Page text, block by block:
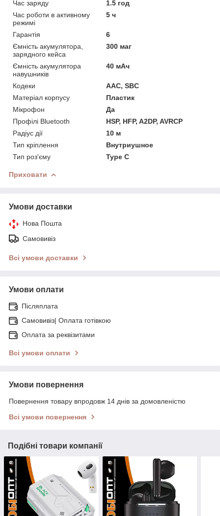
Час заряду
1.5 год
Час роботи в активному
режимі
5 ч
Гарантія
6
Ємність акумулятора,
зарядного кейса
300 маг
Ємність акумулятора
навушників
40 мАч
Кодеки
AAC, SBC
Матеріал корпусу
Пластик
Мікрофон
Да
Профілі Bluetooth
HSP, HFP, A2DP, AVRCP
Радіус дії
10 м
Тип кріплення
Внутриушное
Тип роз'єму
Type C
Приховати
Умови доставки
Нова Пошта
Самовивіз
Всі умови доставки
Умови оплати
Післяплата
Самовивіз| Оплата готівкою
Оплата за реквізитами
Всі умови оплати
Умови повернення
Повернення товару впродовж 14 днів за домовленістю
Всі умови повернення
Подібні товари компанії